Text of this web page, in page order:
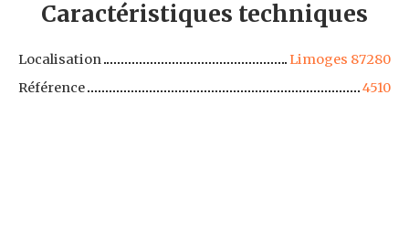
Caractéristiques techniques
Localisation
Limoges 87280
Référence
4510